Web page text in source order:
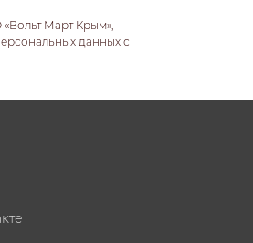
Март Крым»,
данных с